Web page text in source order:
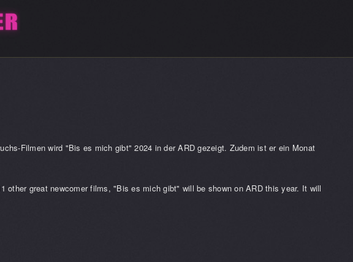
Filmen wird "Bis es mich gibt" 2024 in der ARD gezeigt. Zudem ist er ein Monat
great newcomer films, "Bis es mich gibt" will be shown on ARD this year. It will